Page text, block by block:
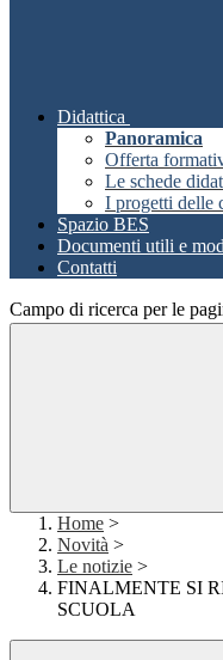
Didattica
Panoramica
Offerta
Le schede
I progetti delle
Spazio BES
Documenti utili e
Contatti
Campo di ricerca per le
Home >
Novità >
Le notizie >
FINALMENTE SI
SCUOLA